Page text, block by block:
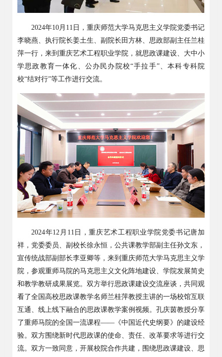
2024年10 月 11 日，重庆师范大学马克思主义学院党委书记
李晓燕、执行院长姜土生、副院长田方林、思政部副主任兰桂
萍一行，来到重庆艺术工程职业学院，就思政课建设、大中小
学思政教育一体化、公办民办院校“手拉手”、本科专科院
校“结对行”等工作进行交流。
2024年12 月 11 日，重庆艺术工程职业学院党委书记唐加
祥，党委委员、副校长徐永恒，公共课教学部副主任孙文东，
宣传统战部副部长李亚卿等，来到重庆师范大学马克思主义学
院，参观重师马院的马克思主义文化阵地建设、学院发展简史
和教学教研成果展览。双方举行思政课建设交流座谈， 共同观
看了全国高校思政课教学名师兰桂萍教授主讲的一场校馆互联
互通、线上线下融合的思政课教学案例视频。 孔庆茵教授分享
了重师马院的全国一流课程—— 《中国近代史纲要》的建设经
验。双方围绕新时代思政课的使命、责任、改革要求等进行交
流。 双方一致同意，开展校院合作共建， 围绕思政课建设、思